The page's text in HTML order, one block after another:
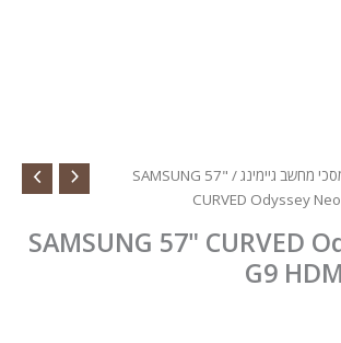
מחשב גיימינג
/ SAMSUNG 57"
CURVED Odyssey
SAMSUNG 57" CURVED
G9